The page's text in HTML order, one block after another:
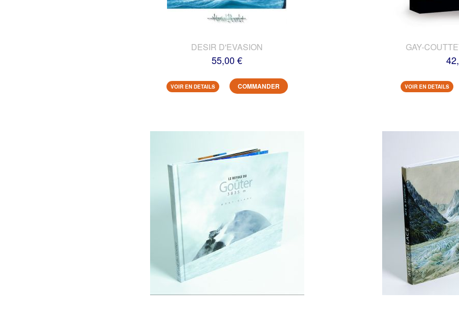
DESIR D'EVASION
55,00 €
VOIR EN DETAILS COMMANDER
GAY-
VOIR EN DETAILS